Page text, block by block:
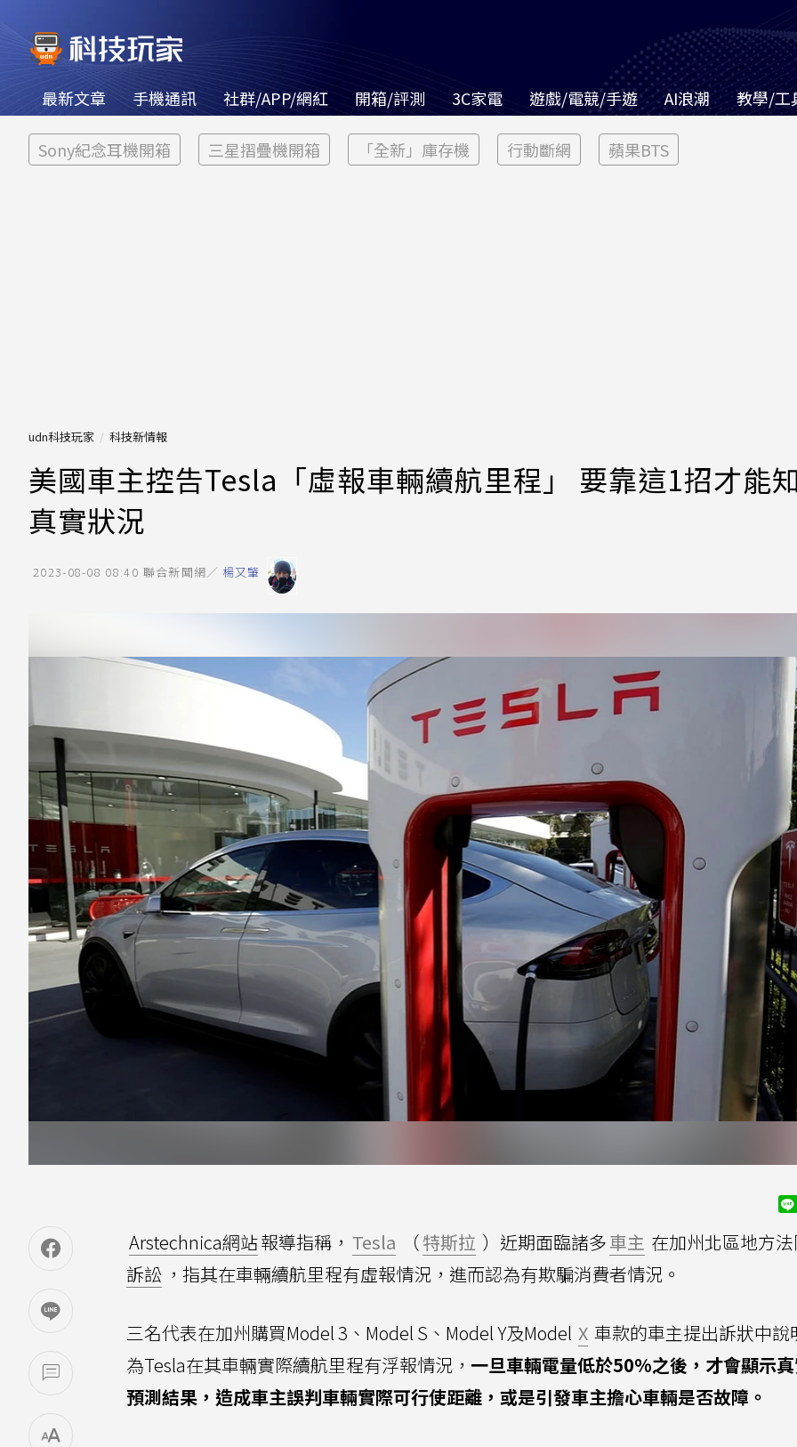
最新文章 手機通訊 社群/APP/網紅 開箱/評測 3C家電 遊戲/電競/手遊 AI浪潮 教學/工
Sony紀念耳機開箱 三星摺疊機開箱 「全新」庫存機 行動斷網 蘋果BTS
udn科技玩家 科技新情報
美國車主控告Tesla「虛報車輛續航里程」 要靠這1招才能
真實狀況
2023-08-08 08:40 聯合新聞網／ 楊又肇
Arstechnica網站報導指稱， Tesla （特斯拉 ）近期面臨諸多車主 在加州北區地方
訴訟 ，指其在車輛續航里程有虛報情況，進而認為有欺騙消費者情況。
三名代表在加州購買Model 3、Model S、Model Y及Model X 車款的車主提出訴狀中說
為Tesla在其車輛實際續航里程有浮報情況， 一旦車輛電量低於50%之後，才會顯示
預測結果，造成車主誤判車輛實際可行使距離，或是引發車主擔心車輛是否故障。